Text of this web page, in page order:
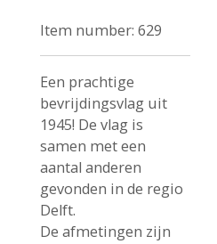
Item number: 629
Een prachtige
bevrijdingsvlag uit
1945! De vlag is
samen met een
aantal anderen
gevonden in de regio
Delft.
De afmetingen zijn